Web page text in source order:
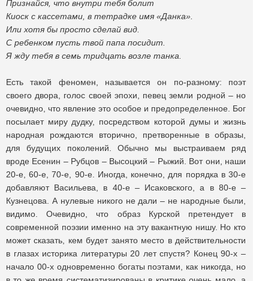
Признайся, что внутри тебя болит
Киоск с кассетами, в тетрадке имя «Данка».
Или хотя бы просто сделай вид.
С ребенком пусть твой папа посидит.
Я жду тебя в семь тридцать возле танка.
Есть такой феномен, называется он по-разному: поэт
своего двора, голос своей эпохи, певец земли родной – но
очевидно, что явление это особое и предопределенное. Бог
посылает миру дудку, посредством которой думы и жизнь
народная рождаются вторично, претворенные в образы,
для будущих поколений. Обычно мы выстраиваем ряд
вроде Есенин – Рубцов – Высоцкий – Рыжий. Вот они, наши
20-е, 60-е, 70-е, 90-е. Иногда, конечно, для порядка в 30-е
добавляют Васильева, в 40-е – Исаковского, а в 80-е –
Кузнецова. А нулевые никого не дали – не народные были,
видимо. Очевидно, что образ Курской претендует в
современной поэзии именно на эту вакантную нишу. Но кто
может сказать, кем будет занято место в действительности
в глазах историка литературы 20 лет спустя? Конец 90-х –
начало 00-х одновременно богаты поэтами, как никогда, но